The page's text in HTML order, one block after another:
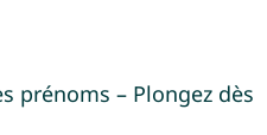
prénoms – Plongez dès